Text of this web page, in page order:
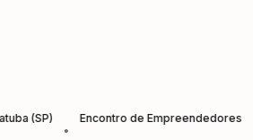
Encontro de Empreendedores –